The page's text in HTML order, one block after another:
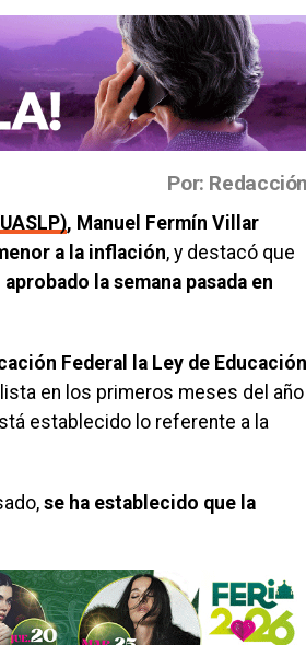
Por: Redacción
, Manuel Fermín Villar
a la inflación, y destacó que
la semana pasada en
Federal la Ley de Educación
en los primeros meses del año
establecido lo referente a la
se ha establecido que la